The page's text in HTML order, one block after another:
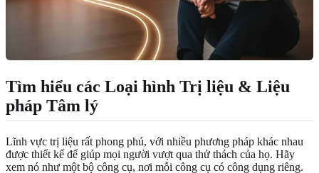
Tìm hiểu các Loại hình Trị liệu & Liệu
pháp Tâm lý
Lĩnh vực trị liệu rất phong phú, với nhiều phương pháp khác nhau
được thiết kế để giúp mọi người vượt qua thử thách của họ. Hãy
xem nó như một bộ công cụ, nơi mỗi công cụ có công dụng riêng.